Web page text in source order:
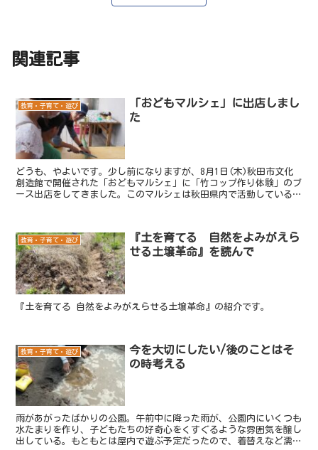
関連記事
教育・子育て・遊び
「おどもマルシェ」に出店しまし
た
どうも、やよいです。少し前になりますが、8月1日(木)秋田市文化
創造館で開催された「おどもマルシェ」に「竹コップ作り体験」のブ
ース出店をしてきました。このマルシェは秋田県内で活動している
教育・子育て・遊び
『土を育てる 自然をよみがえら
せる土壌革命』を読んで
『土を育てる 自然をよみがえらせる土壌革命』の紹介です。
教育・子育て・遊び
今を大切にしたい/後のことはそ
の時考える
雨があがったばかりの公園。午前中に降った雨が、公園内にいくつも
水たまりを作り、子どもたちの好奇心をくすぐるような雰囲気を醸し
出している。もともとは屋内で遊ぶ予定だったので、着替えなど濡れ